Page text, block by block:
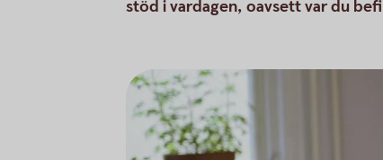
stöd i vardagen, oavsett var du